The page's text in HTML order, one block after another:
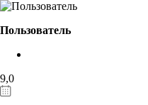
Пользователь
9,0